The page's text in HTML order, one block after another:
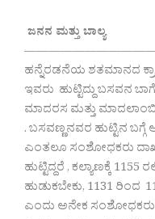
ಜನನ ಮತ್ತು ಬಾಲ್ಯ
ಹನ್ನೆರಡನೆಯ ಶತಮಾನದ
ಇವರು ಹುಟ್ಟಿದ್ದು ಬಸವನ
ಮಾದರಸ ಮತ್ತು
. ಬಸವಣ್ಣನವರ ಹುಟ್ಟಿನ
ಎಂತಲೂ ಸಂಶೋಧಕರು
ಹುಟ್ಟಿದ್ದರೆ , ಕಲ್ಯಾಣಕ್ಕೆ
ಹುಡುಕಬೇಕು, 1131 ರಿಂದ
ಎಂದು ಅನೇಕ ಸಂಶೋಧಕರು